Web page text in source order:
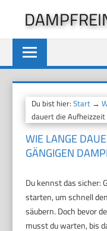
springen
Du bist hier:Start →
dauert die
WIE LANGE
GÄNGIGEN
Du kennst das sicher:
starten, um schnell
säubern. Doch bevor
musst du warten, bis